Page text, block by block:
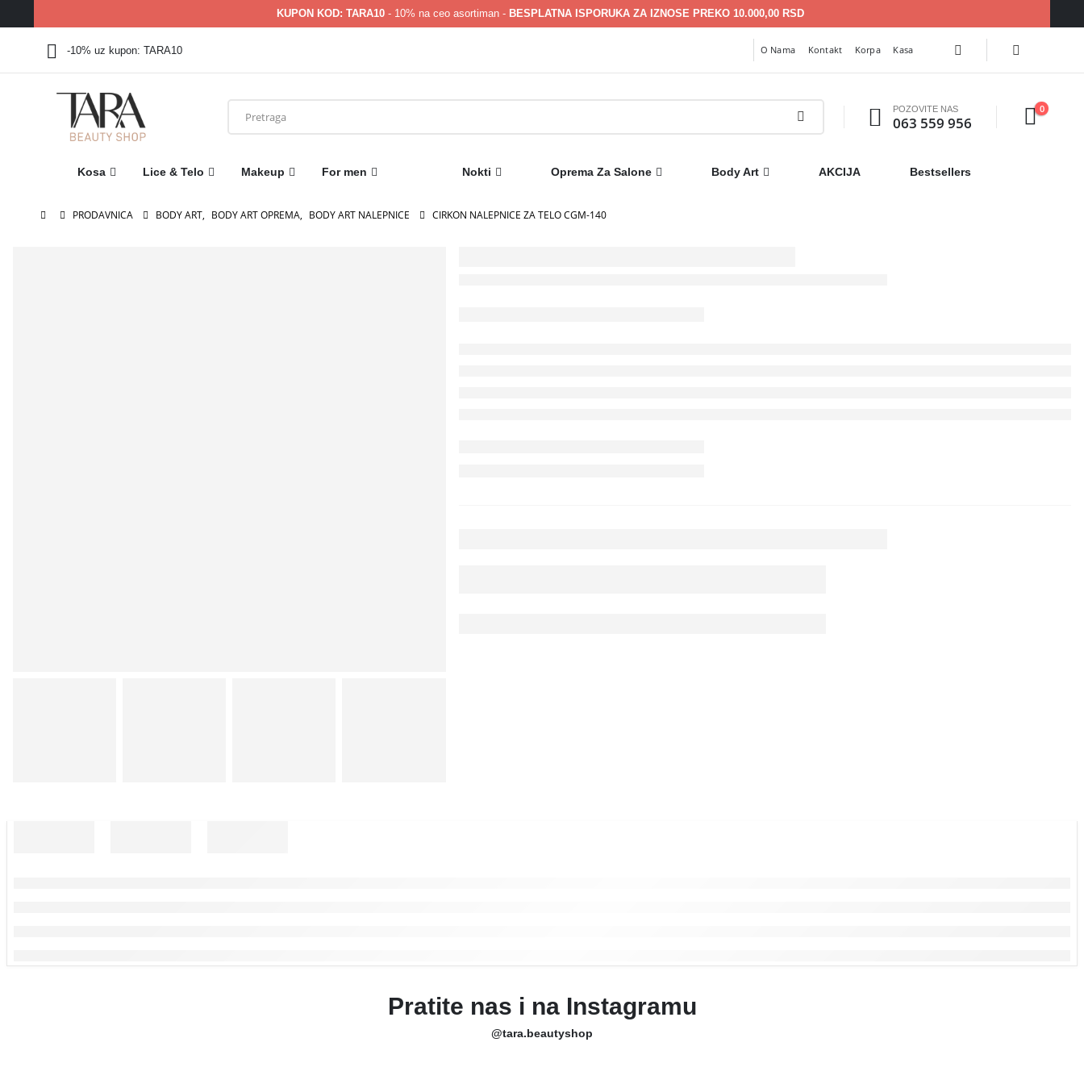
KUPON KOD: TARA10 - 10% na ceo asortiman - BESPLATNA ISPORUKA ZA IZNOSE PREKO 10.000,00 RSD
-10% uz kupon: TARA10 O Nama Kontakt Korpa Kasa
POZOVITE NAS
063 559 956
0
Kosa Lice & Telo Makeup For men Nokti Oprema Za Salone Body Art AKCIJA Bestsellers
PRODAVNICA BODY ART, BODY ART OPREMA, BODY ART NALEPNICE CIRKON NALEPNICE ZA TELO CGM-140
Pratite nas i na Instagramu
@tara.beautyshop